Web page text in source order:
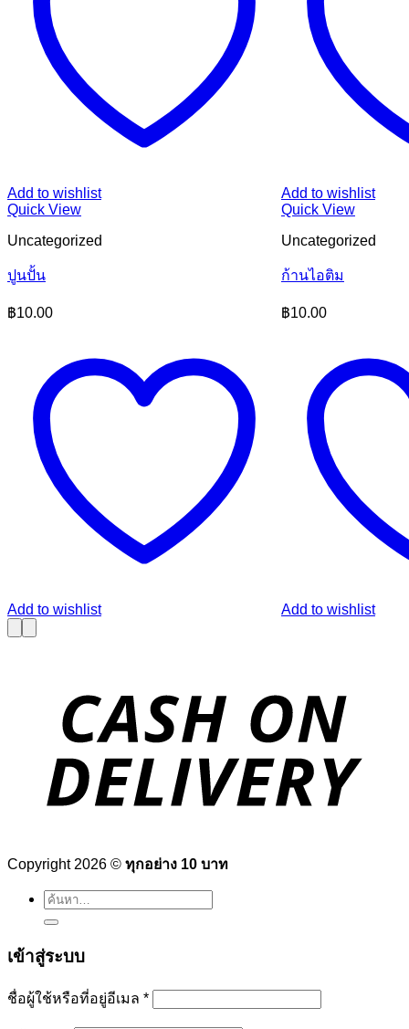
Add to wishlist
Quick View
Uncategorized
ปูนปั้น
฿10.00
Add to wishlist
Add to wishlist
Quick View
Uncategorized
ก้านไอติม
฿10.00
Add to wishlist
Copyright 2026 © ทุกอย่าง 10 บาท
ค้นหา:
เข้าสู่ระบบ
ชื่อผู้ใช้หรือที่อยู่อีเมล *ต้องการ